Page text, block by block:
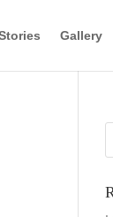
Gallery